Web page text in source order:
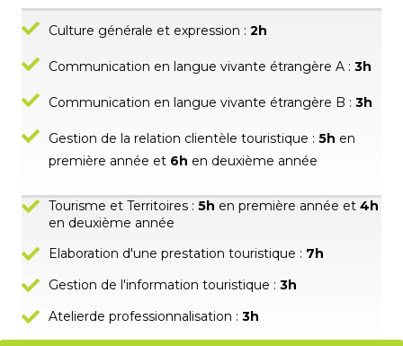
Culture générale et expression : 2h
Communication en langue vivante étrangère A : 3h
Communication en langue vivante étrangère B : 3h
Gestion de la relation clientèle touristique : 5h en
première année et 6h en deuxième année
Tourisme et Territoires : 5h en première année et 4h
en deuxième année
Elaboration d'une prestation touristique : 7h
Gestion de l'information touristique : 3h
Atelierde professionnalisation : 3h